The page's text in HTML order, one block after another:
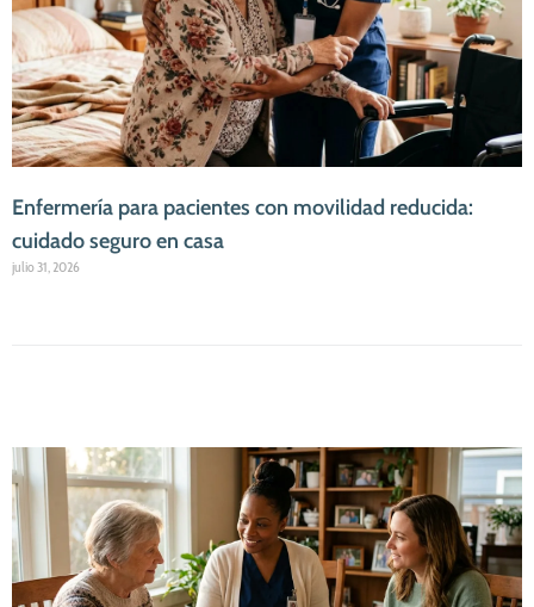
Enfermería para pacientes con movilidad reducida:
cuidado seguro en casa
julio 31, 2026